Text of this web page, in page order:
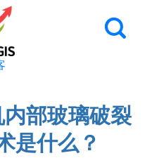
部玻璃破裂
是什么？